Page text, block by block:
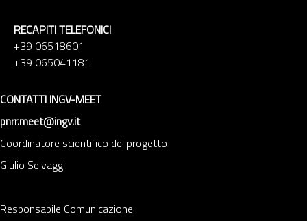
RECAPITI TELEFONICI
+39 06518601
+39 065041181
CONTATTI INGV-MEET
pnrr.meet@ingv.it
Coordinatore scientifico del progetto
Giulio Selvaggi
Responsabile Comunicazione